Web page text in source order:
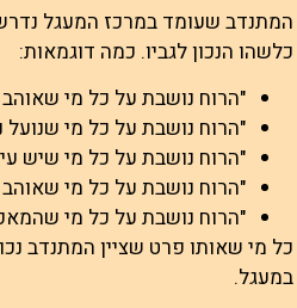
המתנדב שעומד במרכז המעגל
כלשהו הנכון לגביו. כמה דוגמאות:
"הרוח נושבת על כל מי שאוהב
"הרוח נושבת על כל מי שנועל
"הרוח נושבת על כל מי שיש
"הרוח נושבת על כל מי
"הרוח נושבת על כל מי
כל מי שאותו פרט שציין המתנדב
במעגל.